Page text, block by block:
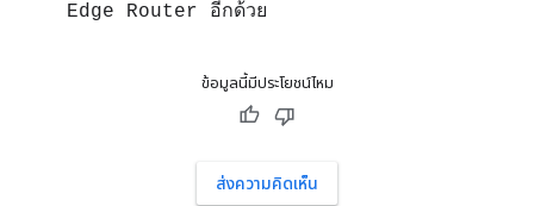
Edge Router อีกด้วย
ข้อมูลนี้มีประโยชน์ไหม
ส่งความคิดเห็น